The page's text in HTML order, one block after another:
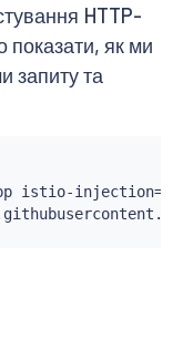
HTTP-
показати, як ми
запиту та
istio-injection=